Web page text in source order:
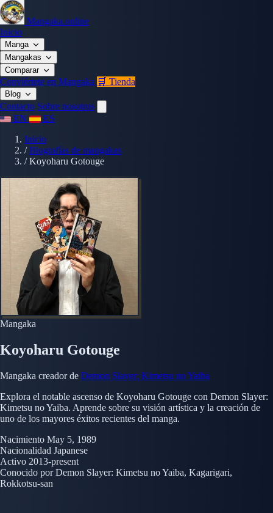
Mangaka.online
Inicio
Manga
Mangakas
Comparar
Conviértete en Mangaka 🛒 Tienda
Blog
Contacto Sobre nosotros
EN
ES
Inicio
/ Biografías de mangakas
/ Koyoharu Gotouge
Mangaka
Koyoharu Gotouge
Mangaka creador de Demon Slayer: Kimetsu no Yaiba
Explora el notable ascenso de Koyoharu Gotouge con Demon Slayer:
Kimetsu no Yaiba. Aprende sobre su visión artística y la creación de
uno de los mayores éxitos recientes del manga.
Nacimiento May 5, 1989
Nacionalidad Japanese
Activo 2013-present
Conocido por Demon Slayer: Kimetsu no Yaiba, Kagarigari,
Rokkotsu-san